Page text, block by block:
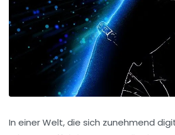
In einer Welt, die sich zunehmend